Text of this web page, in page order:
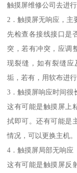
触摸屏维修公司去进
2．触摸屏无响应，主
先检查各接线接口是
突，若有冲突，应调
现裂缝，如有裂缝
垢，若有，用软布进行
3．触摸屏响应时间很
这有可能是触摸屏上
拭即可。还有可能是
情况，可以更换主机。
4．触摸屏局部无响应
这有可能是触摸屏反